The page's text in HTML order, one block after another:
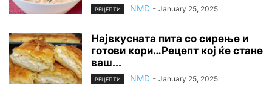
РЕЦЕПТИ NMD - January 25, 2025
Највкусната пита со сирење и
готови кори…Рецепт кој ќе стане
ваш...
РЕЦЕПТИ NMD - January 25, 2025